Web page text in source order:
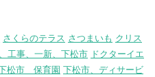
さくらのテラス さつまいも クリス
工事、一新、下松市 ドクターイエ
松市 保育園 下松市、ディサービ